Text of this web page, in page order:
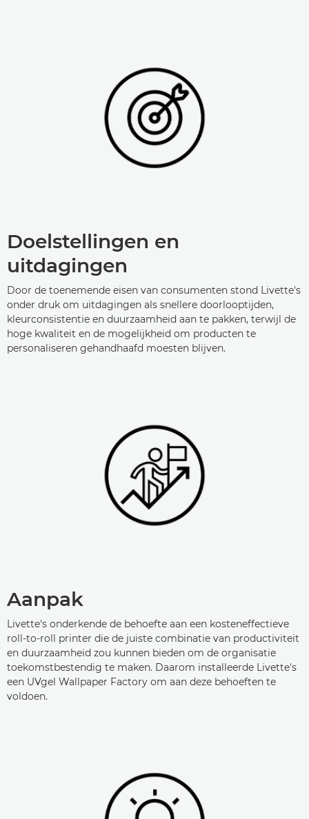
Doelstellingen en
uitdagingen
Door de toenemende eisen van consumenten stond Livette's
onder druk om uitdagingen als snellere doorlooptijden,
kleurconsistentie en duurzaamheid aan te pakken, terwijl de
hoge kwaliteit en de mogelijkheid om producten te
personaliseren gehandhaafd moesten blijven.
Aanpak
Livette's onderkende de behoefte aan een kosteneffectieve
roll-to-roll printer die de juiste combinatie van productiviteit
en duurzaamheid zou kunnen bieden om de organisatie
toekomstbestendig te maken. Daarom installeerde Livette's
een UVgel Wallpaper Factory om aan deze behoeften te
voldoen.